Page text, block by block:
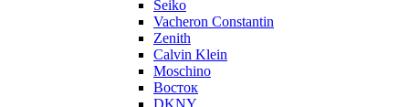
Seiko
Vacheron Constantin
Zenith
Calvin Klein
Moschino
Восток
DKNY